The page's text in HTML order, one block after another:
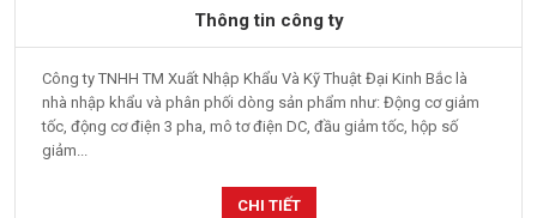
Thông tin công ty
Công ty TNHH TM Xuất Nhập Khẩu Và Kỹ Thuật Đại Kinh Bắc là
nhà nhập khẩu và phân phối dòng sản phẩm như: Động cơ giảm
tốc, động cơ điện 3 pha, mô tơ điện DC, đầu giảm tốc, hộp số
giảm...
CHI TIẾT